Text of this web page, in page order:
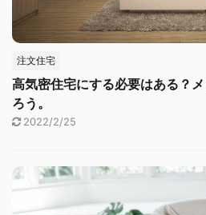
注文住宅
高気密住宅にする必要はある？
ろう。
2022/2/25